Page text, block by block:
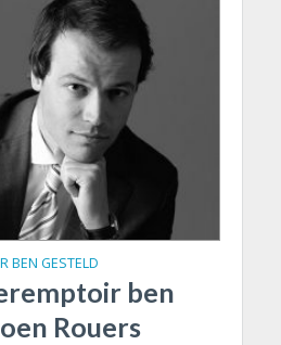
BEN GESTELD
ben
Rouers